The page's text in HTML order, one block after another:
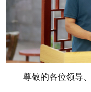
尊敬的各位领导